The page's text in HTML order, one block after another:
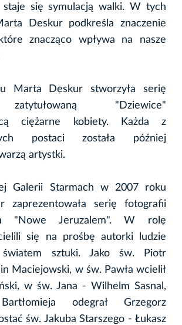
staje się symulacją walki. W tych
Deskur podkreśla znaczenie
znacząco wpływa na nasze
Marta Deskur stworzyła serię
"Dziewice"
ciężarne kobiety. Każda z
postaci została później
artystki.
Galerii Starmach w 2007 roku
zaprezentowała serię fotografii
"Nowe Jeruzalem". W rolę
się na prośbę autorki ludzie
sztuki. Jako św. Piotr
Maciejowski, w św. Pawła wcielił
w św. Jana - Wilhelm Sasnal,
odegrał Grzegorz
św. Jakuba Starszego - Łukasz